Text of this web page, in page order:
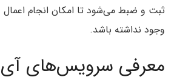
ثبت و ضبط می‌شود تا امکان انجام
وجود نداشته باشد.
معرفی سرویس‌های